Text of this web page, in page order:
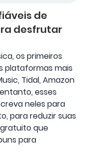
​​de
desfrutar
os primeiros
plataformas mais
Tidal, Amazon
esses
neles para
para reduzir suas
que
para